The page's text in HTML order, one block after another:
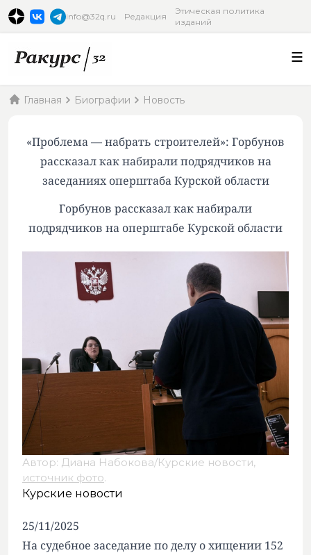
info@32q.ru Редакция
Этическая политика
изданий
Главная Биографии Новость
«Проблема — набрать строителей»: Горбунов
рассказал как набирали подрядчиков на
заседаниях оперштаба Курской области
Горбунов рассказал как набирали
подрядчиков на оперштабе Курской области
Автор: Диана Набокова/Курские новости,
источник фото.
Курские новости
25/11/2025
На судебное заседание по делу о хищении 152